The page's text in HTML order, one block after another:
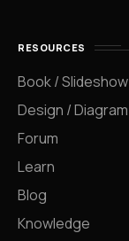
RESOURCES
Book / Slideshow
Design / Diagram
Forum
Learn
Blog
Knowledge